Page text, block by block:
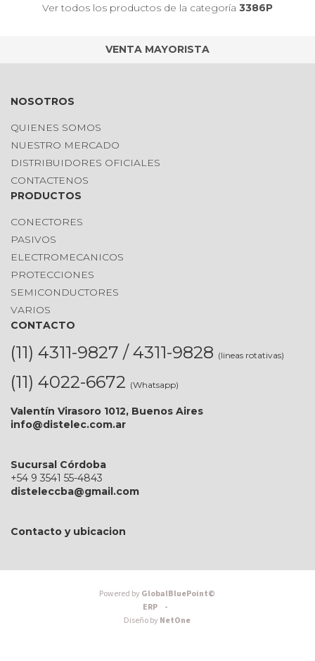
Ver todos los productos de la categoría 3386P
VENTA MAYORISTA
NOSOTROS
QUIENES SOMOS
NUESTRO MERCADO
DISTRIBUIDORES OFICIALES
CONTACTENOS
PRODUCTOS
CONECTORES
PASIVOS
ELECTROMECANICOS
PROTECCIONES
SEMICONDUCTORES
VARIOS
CONTACTO
(11) 4311-9827 / 4311-9828 (lineas rotativas)
(11) 4022-6672 (Whatsapp)
Valentín Virasoro 1012, Buenos Aires
info@distelec.com.ar
Sucursal Córdoba
+54 9 3541 55-4843
disteleccba@gmail.com
Contacto y ubicacion
Powered byGlobalBluePoint©
ERP -
Diseño byNetOne